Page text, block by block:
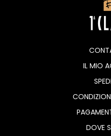
IL MIO
DOVE